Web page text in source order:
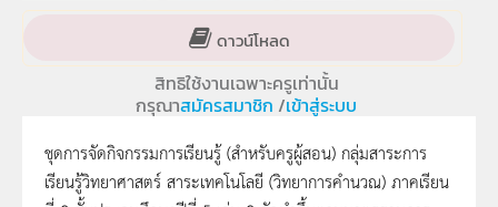
ดาวน์โหลด
สิทธิใช้งานเฉพาะครูเท่านั้น
กรุณาสมัครสมาชิก /เข้าสู่ระบบ
ชุดการจัดกิจกรรมการเรียนรู้ (สำหรับครูผู้สอน) กลุ่มสาระการ
เรียนรู้วิทยาศาสตร์ สาระเทคโนโลยี (วิทยาการคำนวณ) ภาคเรียน